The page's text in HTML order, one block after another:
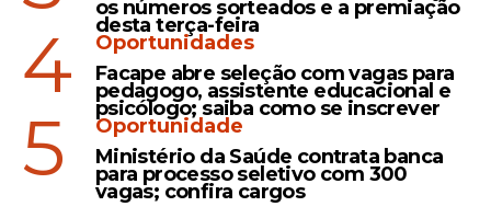
Oprotunidades
Concursos na Paraíba: 219
vagas são oferecidas com
salários de até R$ 12,5 mil
os números sorteados e a premiação
desta terça-feira
4
Oportunidades
Facape abre seleção com vagas para
pedagogo, assistente educacional e
psicólogo; saiba como se inscrever
5
Oportunidade
Ministério da Saúde contrata banca
para processo seletivo com 300
vagas; confira cargos